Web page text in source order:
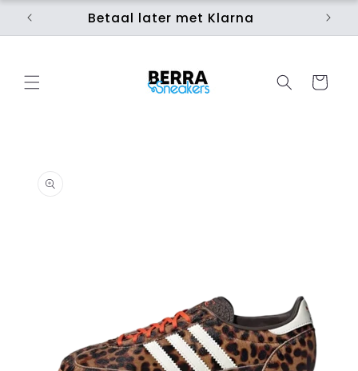
Skip to
content
Betaal later met Klarna
Cart
information